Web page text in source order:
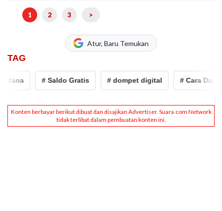
1 2 3 >
Atur, Baru Temukan
TAG
# Saldo Gratis # dompet digital # Cara Dapat